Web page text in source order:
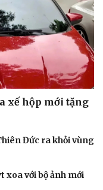
xế hộp mới tặng
Đức ra khỏi vùng
xoa với bộ ảnh mới